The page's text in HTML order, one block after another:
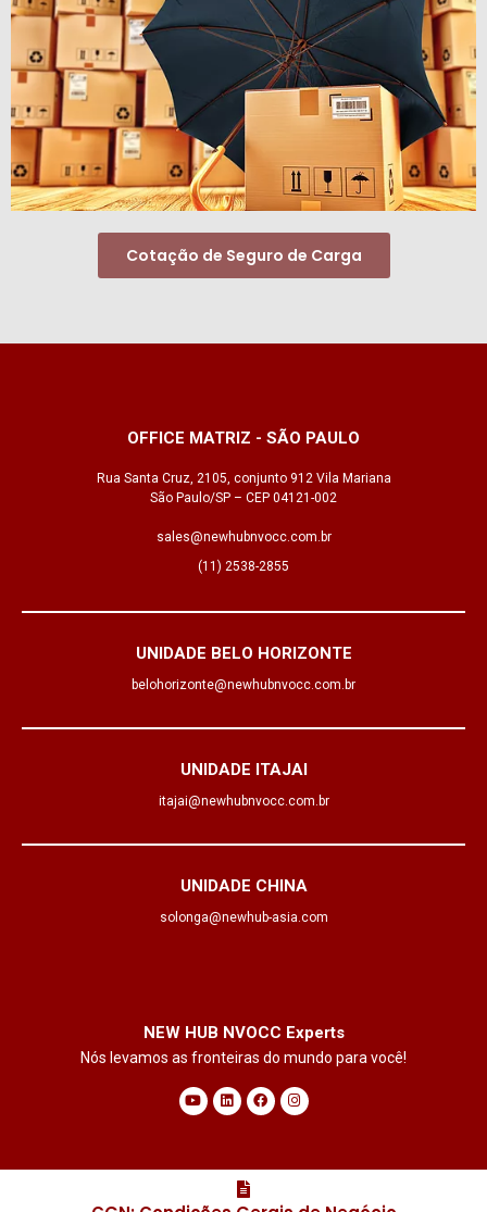
Cotação de Seguro de Carga
OFFICE MATRIZ - SÃO PAULO
Rua Santa Cruz, 2105, conjunto 912 Vila Mariana
São Paulo/SP – CEP 04121-002
sales@newhubnvocc.com.br
(11) 2538-2855
UNIDADE BELO HORIZONTE
belohorizonte@newhubnvocc.com.br
UNIDADE ITAJAI
itajai@newhubnvocc.com.br
UNIDADE CHINA
solonga@newhub-asia.com
NEW HUB NVOCC Experts
Nós levamos as fronteiras do mundo para você!
Y
o
u
L
i
n
F
a
c
I
n
s
m